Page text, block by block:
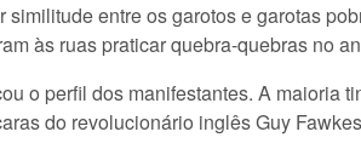
entre os garotos e garotas
às ruas praticar quebra-quebras no
o perfil dos manifestantes. A maioria
do revolucionário inglês Guy